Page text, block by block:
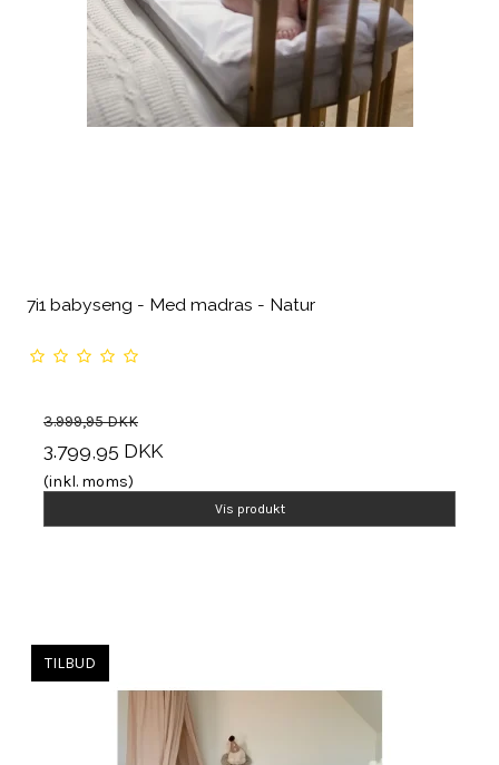
7i1 babyseng - Med madras - Natur
3.999,95 DKK
3.799,95 DKK
(inkl. moms)
Vis produkt
TILBUD